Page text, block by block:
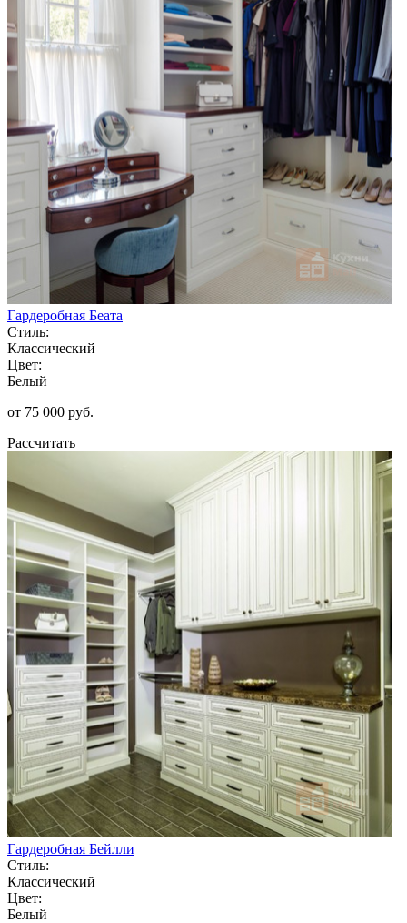
Гардеробная Беата
Стиль:
Классический
Цвет:
Белый
от 75 000 руб.
Рассчитать
Гардеробная Бейлли
Стиль:
Классический
Цвет:
Белый